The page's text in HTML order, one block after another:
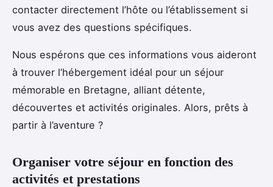
contacter directement l’hôte ou l’établissement si
vous avez des questions spécifiques.
Nous espérons que ces informations vous aideront
à trouver l’hébergement idéal pour un séjour
mémorable en Bretagne, alliant détente,
découvertes et activités originales. Alors, prêts à
partir à l’aventure ?
Organiser votre séjour en fonction des
activités et prestations